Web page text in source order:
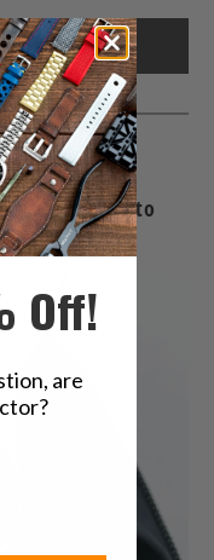
or specific
the
translated into
Off!
are